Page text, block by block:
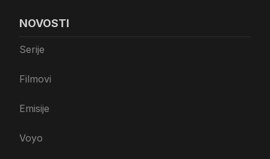
NOVOSTI
Serije
Filmovi
Emisije
Voyo